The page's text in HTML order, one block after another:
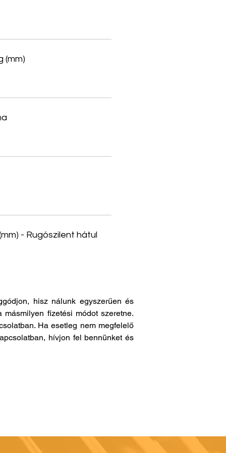
(mm)
- Rugószilent hátul
hisz nálunk egyszerűen és
fizetési módot szeretne.
Ha esetleg nem megfelelő
hívjon fel bennünket és